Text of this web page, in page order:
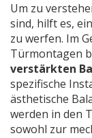
Um zu
sind, hilft es,
zu werfen. Im
Türmontagen
verstärkten
spezifische
ästhetische
werden in den
sowohl zur